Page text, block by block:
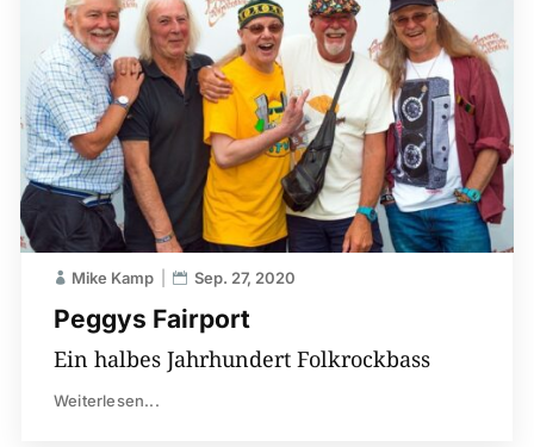
Peggys Fairport
Mike Kamp Sep. 27, 2020
Ein halbes Jahrhundert Folkrockbass
Weiterlesen...